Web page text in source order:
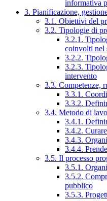
informativa
3. Pianificazione,
3.1. Obiettivi del
3.2. Tipologie di
3.2.1.
coinvolti nel
3.2.2.
3.2.3.
intervento
3.3. Competenze,
3.3.1.
3.3.2.
3.4. Metodo di
3.4.1.
3.4.2.
3.4.3.
3.4.4.
3.5. Il processo
3.5.1.
3.5.2.
pubblico
3.5.3.